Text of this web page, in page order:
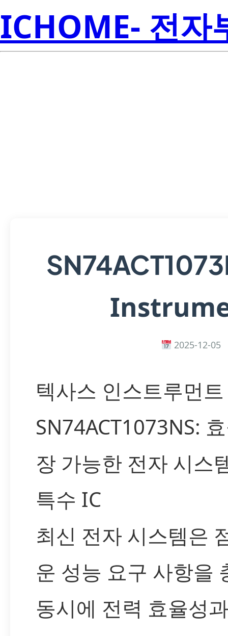
ICHOME- 전자
2025-12-05
텍사스 인스트루먼트
SN74ACT1073NS:
장 가능한 전자 시스
특수 IC
최신 전자 시스템은
운 성능 요구 사항을
동시에 전력 효율성